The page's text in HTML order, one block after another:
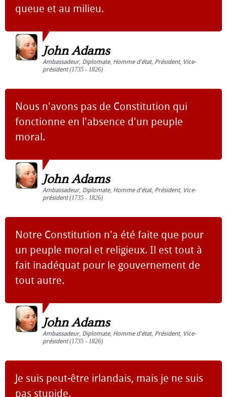
queue et au milieu.
John Adams
Ambassadeur, Diplomate, Homme d'état, Président, Vice-
président(1735 - 1826)
Nous n'avons pas de Constitution qui
fonctionne en l'absence d'un peuple
moral.
John Adams
Ambassadeur, Diplomate, Homme d'état, Président, Vice-
président(1735 - 1826)
Notre Constitution n'a été faite que pour
un peuple moral et religieux. Il est tout à
fait inadéquat pour le gouvernement de
tout autre.
John Adams
Ambassadeur, Diplomate, Homme d'état, Président, Vice-
président(1735 - 1826)
Je suis peut-être irlandais, mais je ne suis
pas stupide.